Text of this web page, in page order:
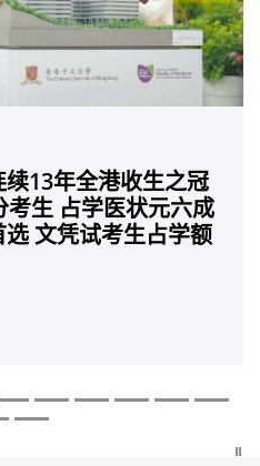
13年全港收生之冠
生 占学医状元六成
文凭试考生占学额
系统助测糖尿黄斑水
减六成 缩短患者轮
国工程界最高荣誉
成为今届医药衞生领
学凤凰奖学金」嘉
医状元走出课堂放眼
仁医
Plus方案 精准辨识
常「盲点」 降低人
娠风险
靶点 小鼠实验证实
开创崭新神经保护疗
治疗耐药性机制 揭
喂食」新功能助癌
同牵头跨国肺癌研
癌病人七年无恶化
的肺癌有望变成
共存
清野裕杰出领袖
者荣膺亚洲糖尿病教
专家 探讨私人医疗
康覆盖
亚洲研究员 荣获国
K. Lattimer 讲座
临床应用」研究突
可改善严重中风康